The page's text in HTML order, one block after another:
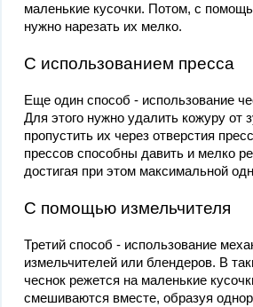
маленькие кусочки. Потом, с
нужно нарезать их мелко.
С использованием пресса
Еще один способ - использование
Для этого нужно удалить кожуру от
пропустить их через отверстия
прессов способны давить и мелко
достигая при этом максимальной
С помощью измельчителя
Третий способ - использование
измельчителей или блендеров. В
чеснок режется на маленькие
смешиваются вместе, образуя